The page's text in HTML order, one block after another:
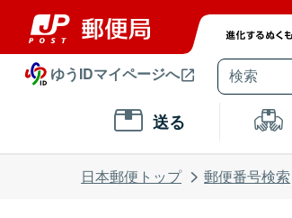
ゆうIDマイページへ
送る
日本郵便トップ 郵便番号検索